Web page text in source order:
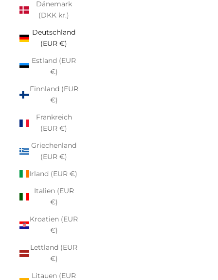
Dänemark
(DKK kr.)
Deutschland
(EUR €)
Estland (EUR
€)
Finnland (EUR
€)
Frankreich
(EUR €)
Griechenland
(EUR €)
Irland (EUR €)
Italien (EUR
€)
Kroatien (EUR
€)
Lettland (EUR
€)
Litauen (EUR